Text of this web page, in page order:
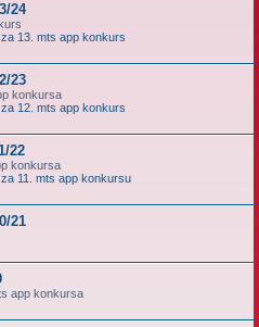
24
13. mts app konkurs
23
konkursa
12. mts app konkurs
22
konkursa
11. mts app konkursu
21
app konkursa